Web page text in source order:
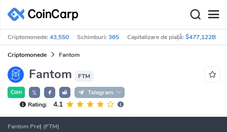
Criptomonede:43,550 Schimburi:365 Capitalizare de piață:$477,122B
Criptomonede Fantom
Fantom FTM
Coin 𝕏
Telegram
Rating:
4.1
Fantom Preț (FTM)